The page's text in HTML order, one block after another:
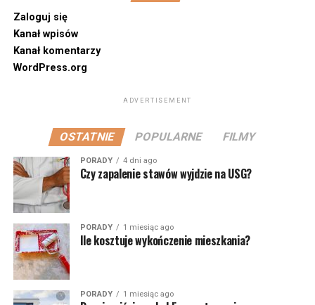
Zaloguj się
Kanał wpisów
Kanał komentarzy
WordPress.org
ADVERTISEMENT
OSTATNIE POPULARNE FILMY
PORADY 4 dni ago
Czy zapalenie stawów wyjdzie na USG?
PORADY 1 miesiąc ago
Ile kosztuje wykończenie mieszkania?
PORADY 1 miesiąc ago